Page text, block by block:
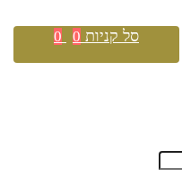
סל קניות 0
0